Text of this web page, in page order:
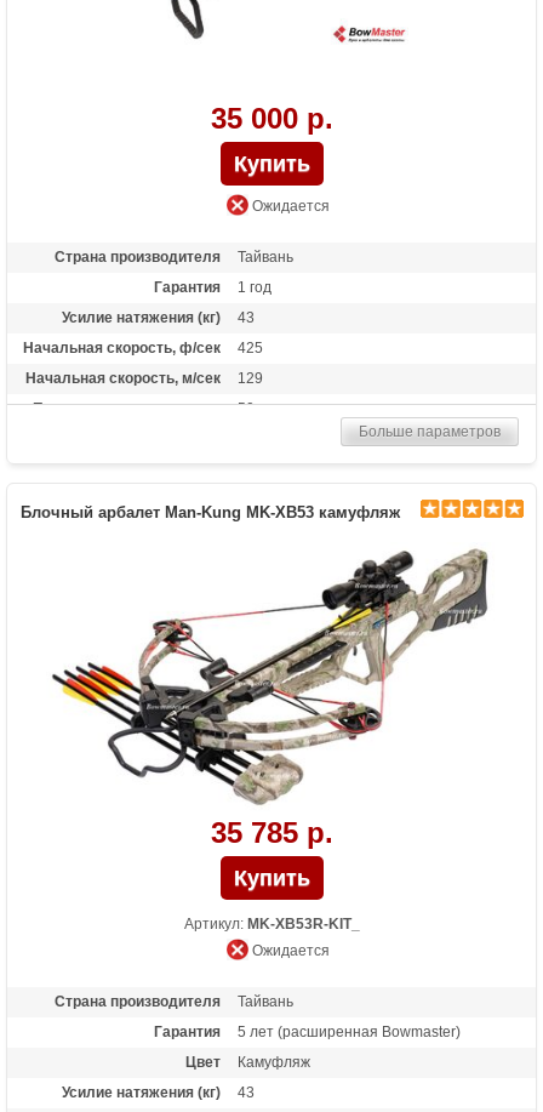
холостого выстрела, автоматический
предохранитель.
35 000 р.
Ожидается
Страна производителя
Тайвань
Гарантия
1 год
Усилие натяжения (кг)
43
Начальная скорость, ф/сек
425
Начальная скорость, м/сек
129
Прицельная дальность, м
50
15 дюймов (38 см)
Размах плечей (см)
33
Воск, кивер на 4 стрелы, оптический
прицел 4*32, ремень, 4 карбоновые
стрелы 20 дюймов, ручной натяжитель,
Масса (кг)
4,6 снаряженный, 3,76 без аксессуаров
Назначение
Развлечение, охота
Особенности
Конструкция булл-пап, автоматический
предохранитель, защита от холостого
выстрела, виброгасители, во взведенном
состоянии ширина плечей 23 см
Больше параметров
Блочный арбалет Man-Kung MK-XB53 камуфляж
35 785 р.
Артикул: MK-XB53R-KIT_
Ожидается
Страна производителя
Тайвань
Гарантия
5 лет (расширенная Bowmaster)
Цвет
Камуфляж
Усилие натяжения (кг)
43